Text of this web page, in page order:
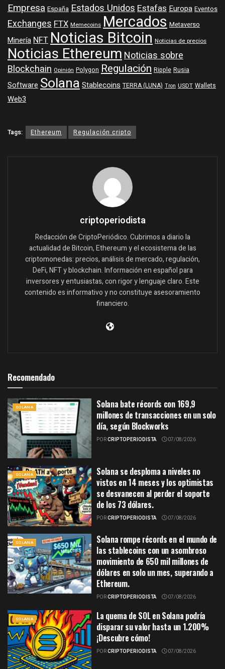
Empresa España Estados Unidos Estafas Europa Eventos
Exchanges FTX Memecoins Mercados Metaverso
MineríaNFTNoticias Bitcoin Noticias de precios
Noticias EthereumNoticias sobre
Blockchain Opinión Polygon Regulación Ripple Rusia
Software SolanaStablecoins TERRA (LUNA) Tron USDT Wallets
Web3
Tags: Ethereum Regulación cripto
criptoperiodista
Redacción de CriptoPeriódico. Cubrimos a diario la
actualidad de Bitcoin, Ethereum y el ecosistema de las
criptomonedas: precios, análisis de mercado, regulación,
DeFi, NFT y blockchain. Información en español para
inversores y entusiastas, con rigor y lenguaje claro. Este
contenido es informativo y no constituye asesoramiento
financiero.
Recomendado
SOLANA
Solana bate récords con 169,9
millones de transacciones en un solo
día, según Blockworks
PORCRIPTOPERIODISTA 07/08/2026
SOLANA
Solana se desploma a niveles no
vistos en 14 meses y los optimistas
se desvanecen al perder el soporte
de los 73 dólares.
PORCRIPTOPERIODISTA 07/08/2026
SOLANA
Solana rompe récords en el mundo de
las stablecoins con un asombroso
movimiento de 650 mil millones de
dólares en solo un mes, superando a
Ethereum.
PORCRIPTOPERIODISTA 07/08/2026
SOLANA
La quema de SOL en Solana podría
disparar su valor hasta un 1.200%
¡Descubre cómo!
PORCRIPTOPERIODISTA 07/08/2026